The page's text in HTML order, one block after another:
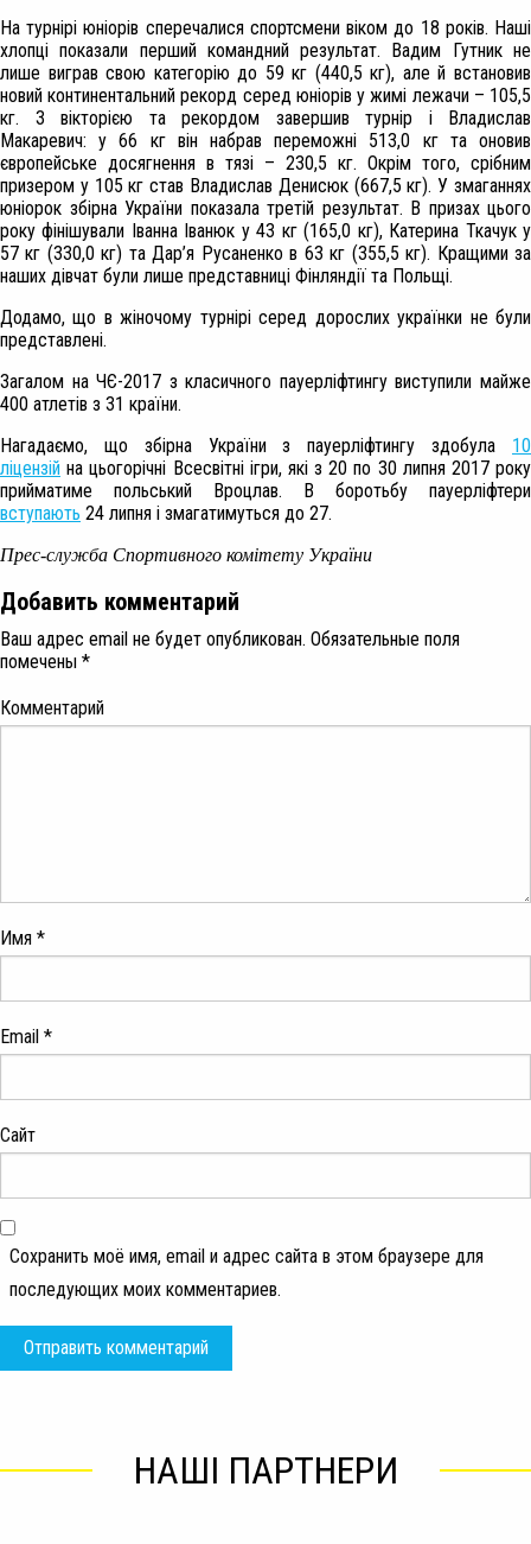
На турнірі юніорів сперечалися спортсмени віком до 18 років. Наші
хлопці показали перший командний результат. Вадим Гутник не
лише виграв свою категорію до 59 кг (440,5 кг), але й встановив
новий континентальний рекорд серед юніорів у жимі лежачи – 105,5
кг. З вікторією та рекордом завершив турнір і Владислав
Макаревич: у 66 кг він набрав переможні 513,0 кг та оновив
європейське досягнення в тязі – 230,5 кг. Окрім того, срібним
призером у 105 кг став Владислав Денисюк (667,5 кг). У змаганнях
юніорок збірна України показала третій результат. В призах цього
року фінішували Іванна Іванюк у 43 кг (165,0 кг), Катерина Ткачук у
57 кг (330,0 кг) та Дар’я Русаненко в 63 кг (355,5 кг). Кращими за
наших дівчат були лише представниці Фінляндії та Польщі.
Додамо, що в жіночому турнірі серед дорослих українки не були
представлені.
Загалом на ЧЄ-2017 з класичного пауерліфтингу виступили майже
400 атлетів з 31 країни.
Нагадаємо, що збірна України з пауерліфтингу здобула 10
ліцензій на цьогорічні Всесвітні ігри, які з 20 по 30 липня 2017 року
прийматиме польський Вроцлав. В боротьбу пауерліфтери
вступають 24 липня і змагатимуться до 27.
Прес-служба Спортивного комітету України
Добавить комментарий
Ваш адрес email не будет опубликован. Обязательные поля
помечены *
Комментарий
Имя *
Email *
Сайт
Сохранить моё имя, email и адрес сайта в этом браузере для
последующих моих комментариев.
НАШІ ПАРТНЕРИ